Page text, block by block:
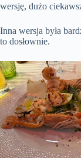
wersję, dużo
Inna wersja była
to dosłownie.